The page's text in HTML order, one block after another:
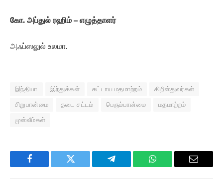
கோ. அப்துல் ரஹிம் – எழுத்தாளர்
அஃப்ஸலுல் உலமா.
இந்தியா இந்துக்கள் கட்டாய மதமாற்றம் கிறிஸ்துவர்கள்
சிறுபான்மை தடை சட்டம் பெரும்பான்மை மதமாற்றம்
முஸ்லீம்கள்
Facebook Twitter Telegram WhatsApp Email